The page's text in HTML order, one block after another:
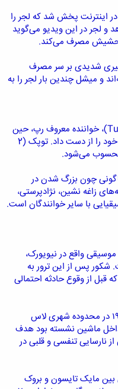
اینترنت پخش شد که لجر را
و لجر در این ویدیو می‌گوید
حشیش مصرف می‌کند.
شدیدی بر سر مصرف
و میشل چندین بار لجر را به
در سال ۱۹۹۶ توپک شاکور (Tupac Shakur)، خواننده معروف رپ، حین
یک تیراندازی بر اثر اصابت ۱۶ گلوله جان خود را از دست داد. توپک (2
چون بزرگ شدن در
زاغه نشین، نژادپرستی،
با سایر خوانندگان است.
موسیقی واقع در نیویورک،
شکور پس از این ترور به
از وقوع حادثه احتمالی
بعد از این ترور، شب سیزدهم سپتامبر ۱۹۹۶ در محدوده شهری لاس
داخل ماشین نشسته بود هدف
نارسایی تنفسی و قلبی در
مایک تایسون و بروک